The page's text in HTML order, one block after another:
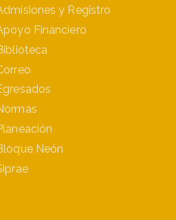
y Registro
Financiero
Neón